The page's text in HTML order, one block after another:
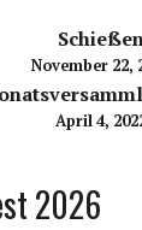
November 22,
April 4,
2026